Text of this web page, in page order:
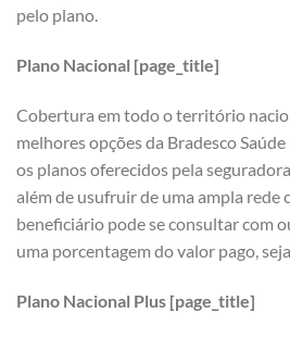
pelo plano.
Plano Nacional [page_title]
Cobertura em todo o território
melhores opções da Bradesco
os planos oferecidos pela
além de usufruir de uma ampla rede
beneficiário pode se consultar com
uma porcentagem do valor pago,
Plano Nacional Plus [page_title]